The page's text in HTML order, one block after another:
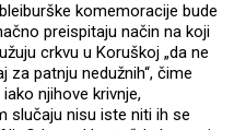
komemoracije bude
preispitaju način na koji
crkvu u Koruškoj „da ne
za patnju nedužnih“, čime
njihove krivnje,
slučaju nisu iste niti ih se